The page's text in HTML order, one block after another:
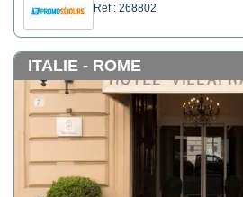
Ref : 268802
ITALIE - ROME